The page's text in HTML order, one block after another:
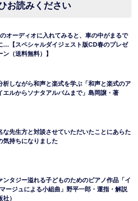
お読みください
オーディオに入れてみると、車の中がまるで
…【スペシャルダイジェスト版CD春のプレゼ
（送料無料）】
析しながら和声と楽式を学ぶ「和声と楽式のア
ルからソナタアルバムまで」島岡譲・著
な先生方と対談させていただいたことにあらた
気持ちになりました
ンタジー溢れる子どものためのピアノ作品「イ
ージュによる小組曲」野平一郎・運指・解説
社）